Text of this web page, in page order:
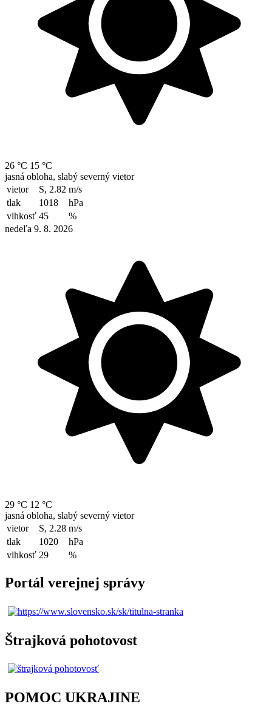
26 °C 15 °C
jasná obloha, slabý severný vietor
vietor
S, 2.82 m/s
tlak
1018
hPa
vlhkosť 45
%
nedeľa 9. 8. 2026
29 °C 12 °C
jasná obloha, slabý severný vietor
vietor
S, 2.28 m/s
tlak
1020
hPa
vlhkosť 29 %
Portál verejnej správy
Štrajková pohotovost
POMOC UKRAJINE